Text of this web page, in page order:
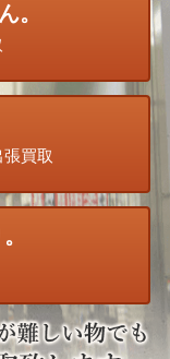
。
買取